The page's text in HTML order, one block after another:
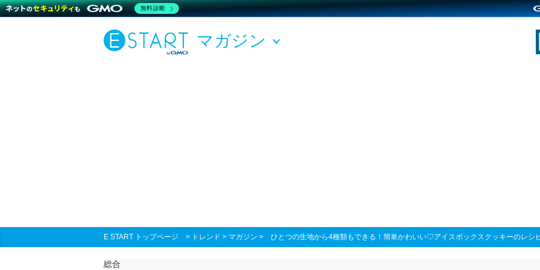
マガジン
E START トップページ > トレンド > マガジン > ひとつの生地から4種類もできる！簡単かわいい♡アイスボックスクッキーのレシ
総合
無料診断